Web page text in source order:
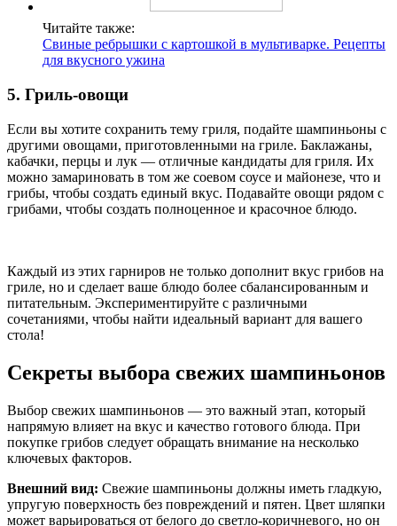
Читайте также:
Свиные ребрышки с картошкой в мультиварке. Рецепты
для вкусного ужина
5. Гриль-овощи
Если вы хотите сохранить тему гриля, подайте шампиньоны с
другими овощами, приготовленными на гриле. Баклажаны,
кабачки, перцы и лук — отличные кандидаты для гриля. Их
можно замариновать в том же соевом соусе и майонезе, что и
грибы, чтобы создать единый вкус. Подавайте овощи рядом с
грибами, чтобы создать полноценное и красочное блюдо.
Каждый из этих гарниров не только дополнит вкус грибов на
гриле, но и сделает ваше блюдо более сбалансированным и
питательным. Экспериментируйте с различными
сочетаниями, чтобы найти идеальный вариант для вашего
стола!
Секреты выбора свежих шампиньонов
Выбор свежих шампиньонов — это важный этап, который
напрямую влияет на вкус и качество готового блюда. При
покупке грибов следует обращать внимание на несколько
ключевых факторов.
Внешний вид: Свежие шампиньоны должны иметь гладкую,
упругую поверхность без повреждений и пятен. Цвет шляпки
может варьироваться от белого до светло-коричневого, но он